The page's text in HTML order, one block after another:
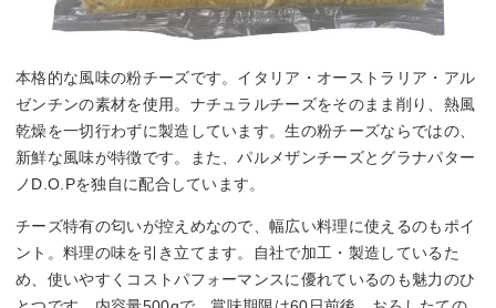
本格的な風味の粉チーズです。イタリア・オーストラリア・アル
ゼンチンの素材を使用。ナチュラルチーズをそのまま削り、熱風
乾燥を一切行わずに製造しています。生の粉チーズならではの、
新鮮な風味が特徴です。また、パルメザンチーズとグラナパター
ノD.O.Pを独自に配合しています。
チーズ特有の匂いが控えめなので、幅広い料理に使えるのもポイ
ント。料理の味を引き立てます。自社で加工・製造しているた
め、使いやすくコストパフォーマンスに優れているのも魅力のひ